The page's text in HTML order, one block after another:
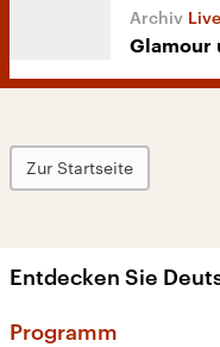
Glamour
Zur Startseite
Entdecken Sie
Programm